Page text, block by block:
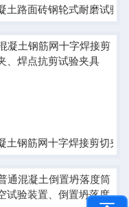
落扩展度价格
土路面砖钢轮式耐磨试验
凝土试验筒及跳桌
土钢筋网十字焊接剪切夹